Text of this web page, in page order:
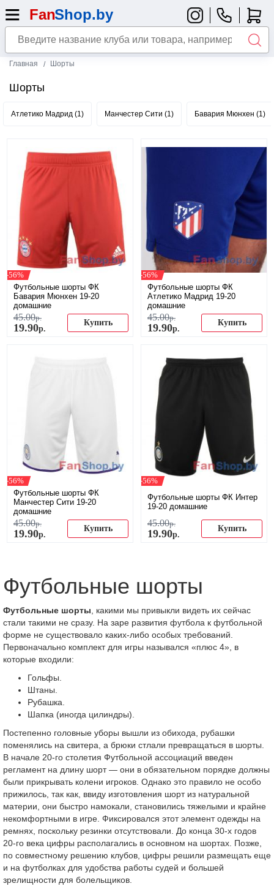
Главная Шорты
Шорты
Атлетико Мадрид (1) Манчестер Сити (1) Бавария Мюнхен (1)
-56%
Футбольные шорты ФК
Бавария Мюнхен 19-20
домашние
45.00р.
19.90р.
Купить
-56%
Футбольные шорты ФК
Атлетико Мадрид 19-20
домашние
45.00р.
19.90р.
Купить
-56%
Футбольные шорты ФК
Манчестер Сити 19-20
домашние
45.00р.
19.90р.
Купить
-56%
Футбольные шорты ФК Интер
19-20 домашние
45.00р.
19.90р.
Купить
Футбольные шорты
Футбольные шорты , какими мы привыкли видеть их сейчас
стали такими не сразу. На заре развития футбола к футбольной
форме не существовало каких-либо особых требований.
Первоначально комплект для игры назывался «плюс 4», в
которые входили:
Гольфы.
Штаны.
Рубашка.
Шапка (иногда цилиндры).
Постепенно головные уборы вышли из обихода, рубашки
поменялись на свитера, а брюки стлали превращаться в шорты.
В начале 20-го столетия Футбольной ассоциаций введен
регламент на длину шорт — они в обязательном порядке должны
были прикрывать колени игроков. Однако это правило не особо
прижилось, так как, ввиду изготовления шорт из натуральной
материи, они быстро намокали, становились тяжелыми и крайне
некомфортными в игре. Фиксировался этот элемент одежды на
ремнях, поскольку резинки отсутствовали. До конца 30-х годов
20-го века цифры располагались в основном на шортах. Позже,
по совместному решению клубов, цифры решили размещать еще
и на футболках для удобства работы судей и большей
зрелищности для болельщиков.